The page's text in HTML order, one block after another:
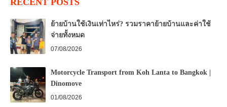
RECENT POSTS
ย้ายบ้านใช้เงินเท่าไหร่? รวมราคาย้ายบ้านและค่าใช้
จ่ายทั้งหมด
07/08/2026
Motorcycle Transport from Koh Lanta to Bangkok |
Dinomove
01/08/2026